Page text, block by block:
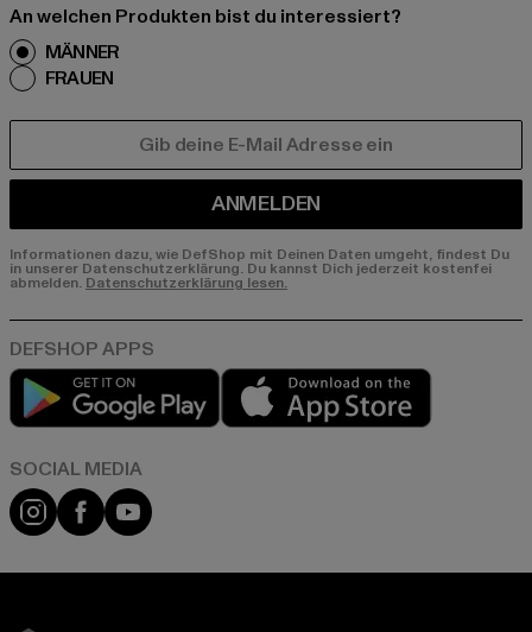
An welchen Produkten bist du interessiert?
MÄNNER
FRAUEN
ANMELDEN
Informationen dazu, wie DefShop mit Deinen Daten umgeht, findest Du
in unserer Datenschutzerklärung. Du kannst Dich jederzeit kostenfei
abmelden. Datenschutzerklärung lesen.
Play market
Instagram
FacebookYouTube